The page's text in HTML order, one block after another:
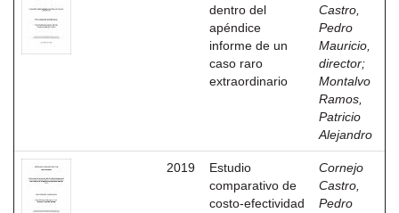
dentro del
apéndice
informe de un
caso raro
extraordinario
Castro,
Pedro
Mauricio,
director;
Montalvo
Ramos,
Patricio
Alejandro
2019
Estudio
comparativo de
costo-efectividad
Cornejo
Castro,
Pedro